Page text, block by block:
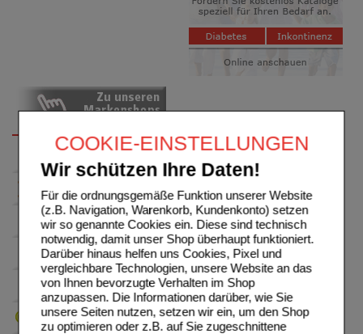
COOKIE-EINSTELLUNGEN
Wir schützen Ihre Daten!
Für die ordnungsgemäße Funktion unserer Website
(z.B. Navigation, Warenkorb, Kundenkonto) setzen
wir so genannte Cookies ein. Diese sind technisch
notwendig, damit unser Shop überhaupt funktioniert.
Darüber hinaus helfen uns Cookies, Pixel und
vergleichbare Technologien, unsere Website an das
von Ihnen bevorzugte Verhalten im Shop
anzupassen. Die Informationen darüber, wie Sie
unsere Seiten nutzen, setzen wir ein, um den Shop
zu optimieren oder z.B. auf Sie zugeschnittene